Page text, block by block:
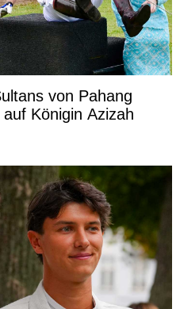
von Pahang
Königin Azizah